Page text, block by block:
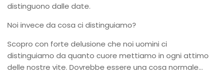
distinguono dalle date.
Noi invece da cosa ci distinguiamo?
Scopro con forte delusione che noi uomini ci
distinguiamo da quanto cuore mettiamo in ogni attimo
delle nostre vite. Dovrebbe essere una cosa normale…